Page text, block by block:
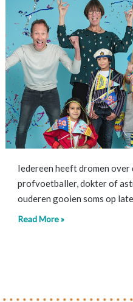
Iedereen heeft dromen
profvoetballer, dokter of
ouderen gooien soms op
Read More »